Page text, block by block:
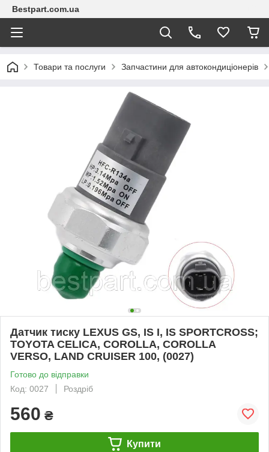
Bestpart.com.ua
Товари та послуги Запчастини для автокондиціонерів
Датчик тиску LEXUS GS, IS I, IS SPORTCROSS;
TOYOTA CELICA, COROLLA, COROLLA
VERSO, LAND CRUISER 100, (0027)
Готово до відправки
Код: 0027
Роздріб
560 ₴
Купити